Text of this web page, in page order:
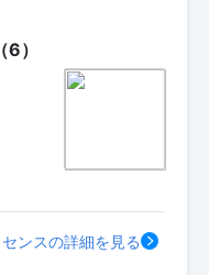
）
ンスの詳細を見る